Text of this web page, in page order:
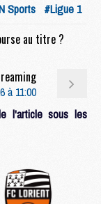
Sports #Ligue 1
au titre ?
à 11:00
l'article sous les